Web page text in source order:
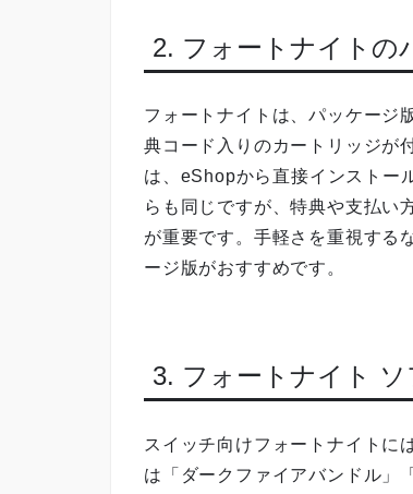
2. フォートナイトの
フォートナイトは、パッケージ
典コード入りのカートリッジが
は、eShopから直接インストー
らも同じですが、特典や支払い
が重要です。手軽さを重視する
ージ版がおすすめです。
3. フォートナイト
スイッチ向けフォートナイトに
は「ダークファイアバンドル」